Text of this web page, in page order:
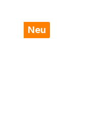
Neu